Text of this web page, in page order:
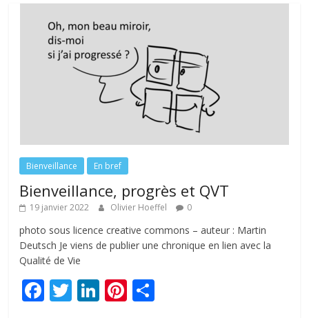
Bienveillance En bref
Bienveillance, progrès et QVT
19 janvier 2022 Olivier Hoeffel 0
photo sous licence creative commons – auteur : Martin
Deutsch Je viens de publier une chronique en lien avec la
Qualité de Vie
F T Li Pi